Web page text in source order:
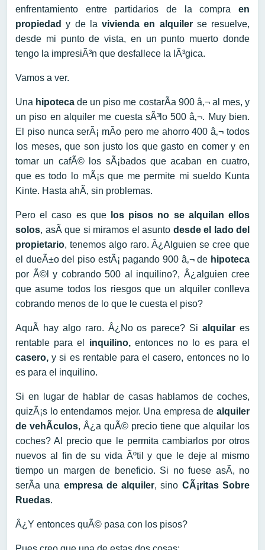
enfrentamiento entre partidarios de la compra en
propiedad y de la vivienda en alquilerse resuelve,
desde mi punto de vista, en un punto muerto donde
tengo la impresiÃ³n que desfallece la lÃ³gica.
Vamos a ver.
Una hipoteca de un piso me costarÃ­a 900 â‚¬ al mes, y
un piso en alquiler me cuesta sÃ³lo 500 â‚¬. Muy bien.
El piso nunca serÃ¡ mÃ­o pero me ahorro 400 â‚¬ todos
los meses, que son justo los que gasto en comer y en
tomar un cafÃ© los sÃ¡bados que acaban en cuatro,
que es todo lo mÃ¡s que me permite mi sueldo Kunta
Kinte. Hasta ahÃ­, sin problemas.
Pero el caso es que
los pisos no se alquilan ellos
solos, asÃ­ que si miramos el asunto desde el lado del
propietario, tenemos algo raro. Â¿Alguien se cree que
el dueÃ±o del piso estÃ¡ pagando 900 â‚¬ de hipoteca
por Ã©l y cobrando 500 al inquilino?, Â¿alguien cree
que asume todos los riesgos que un alquiler conlleva
cobrando menos de lo que le cuesta el piso?
AquÃ­ hay algo raro. Â¿No os parece? Si alquilar es
rentable para el inquilino,entonces no lo es para el
casero, y si es rentable para el casero, entonces no lo
es para el inquilino.
Si en lugar de hablar de casas hablamos de coches,
quizÃ¡s lo entendamos mejor. Una empresa de alquiler
de vehÃ­culos, Â¿a quÃ© precio tiene que alquilar los
coches? Al precio que le permita cambiarlos por otros
nuevos al fin de su vida Ãºtil y que le deje al mismo
tiempo un margen de beneficio. Si no fuese asÃ­, no
serÃ­a una empresa de alquiler, sino CÃ¡ritas Sobre
Ruedas.
Â¿Y entonces quÃ© pasa con los pisos?